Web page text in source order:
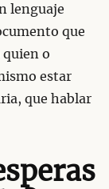
lenguaje
que
quien o
estar
que hablar